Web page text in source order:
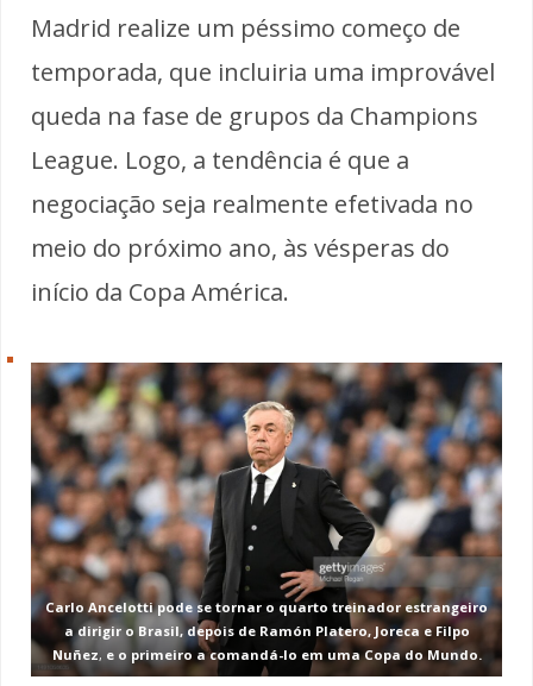
Madrid realize um péssimo começo de
temporada, que incluiria uma improvável
queda na fase de grupos da Champions
League. Logo, a tendência é que a
negociação seja realmente efetivada no
meio do próximo ano, às vésperas do
início da Copa América.
Carlo Ancelotti pode se tornar o quarto treinador estrangeiro
a dirigir o Brasil, depois de Ramón Platero, Joreca e Filpo
Nuñez, e o primeiro a comandá-lo em uma Copa do Mundo.